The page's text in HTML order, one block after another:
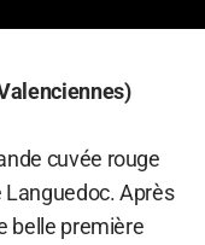
cuvée rouge
Languedoc. Après
belle première